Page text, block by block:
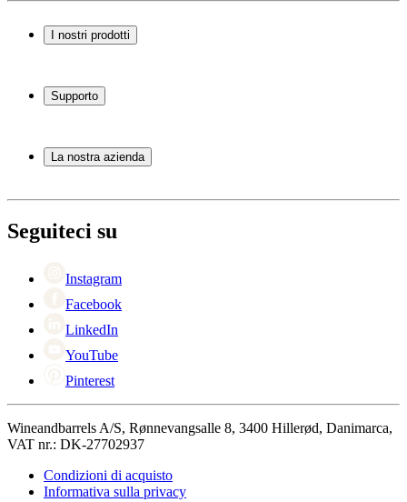
I nostri prodotti
Scaffali per vino
Mobili per vino
Supporto
Servizio
Pagamento
Ritorno
La nostra azienda
Black Friday
Singles Day
Seguiteci su
Instagram
Facebook
LinkedIn
YouTube
Pinterest
Wineandbarrels A/S, Rønnevangsalle 8, 3400 Hillerød, Danimarca,
VAT nr.: DK-27702937
Condizioni di acquisto
Informativa sulla privacy